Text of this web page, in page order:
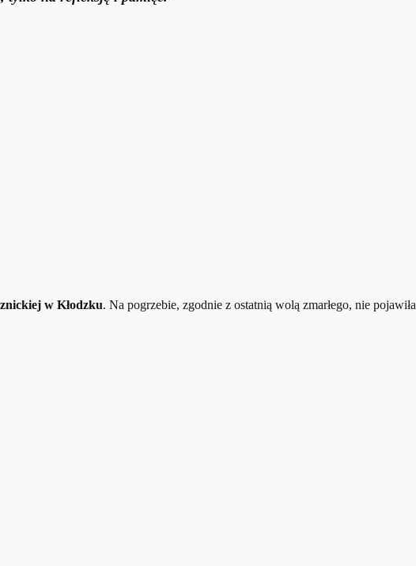
w Kłodzku. Na pogrzebie, zgodnie z ostatnią wolą zmarłego, nie pojawiła